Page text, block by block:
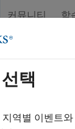
커뮤니티 학
DICOM
택
역별 이벤트